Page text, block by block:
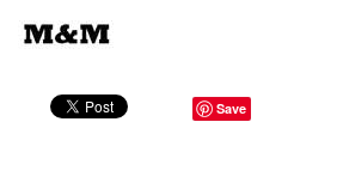
Save